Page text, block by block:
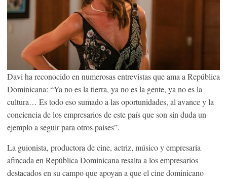
Davi ha reconocido en numerosas entrevistas que ama a República
Dominicana: “Ya no es la tierra, ya no es la gente, ya no es la
cultura… Es todo eso sumado a las oportunidades, al avance y la
conciencia de los empresarios de este país que son sin duda un
ejemplo a seguir para otros países”.
La guionista, productora de cine, actriz, músico y empresaria
afincada en República Dominicana resalta a los empresarios
destacados en su campo que apoyan a que el cine dominicano